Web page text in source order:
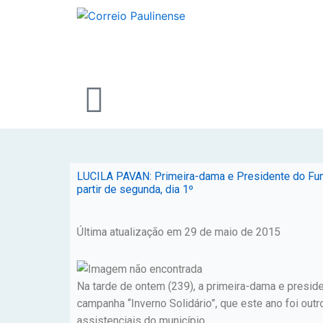
LUCILA PAVAN: Primeira-dama e Presidente do
partir de segunda, dia 1º
Última atualização em 29 de maio de 2015
Na tarde de ontem (239), a primeira-dama e
campanha “Inverno Solidário”, que este ano foi